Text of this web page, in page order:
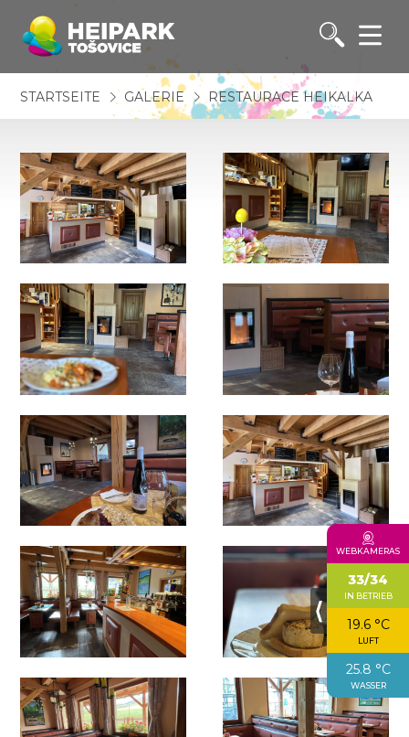
⟨
WEBKAMERAS
33/34
IN BETRIEB
19.6 °C
LUFT
25.8 °C
WASSER
STARTSEITE GALERIE RESTAURACE HEIKALKA